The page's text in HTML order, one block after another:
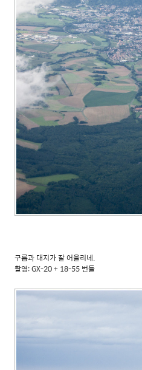
구름과 대지가 잘 어울리네.
촬영: GX-20 + 18-55 번들